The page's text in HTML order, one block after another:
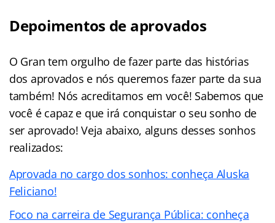
Depoimentos de aprovados
O Gran tem orgulho de fazer parte das histórias
dos aprovados e nós queremos fazer parte da sua
também! Nós acreditamos em você! Sabemos que
você é capaz e que irá conquistar o seu sonho de
ser aprovado! Veja abaixo, alguns desses sonhos
realizados:
Aprovada no cargo dos sonhos: conheça Aluska
Feliciano!
Foco na carreira de Segurança Pública: conheça